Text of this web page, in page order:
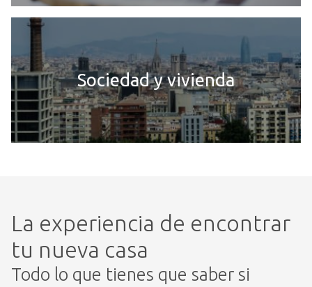
Sociedad y vivienda
La experiencia de encontrar
tu nueva casa
Todo lo que tienes que saber si